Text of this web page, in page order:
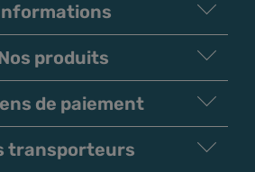
produits
de paiement
transporteurs